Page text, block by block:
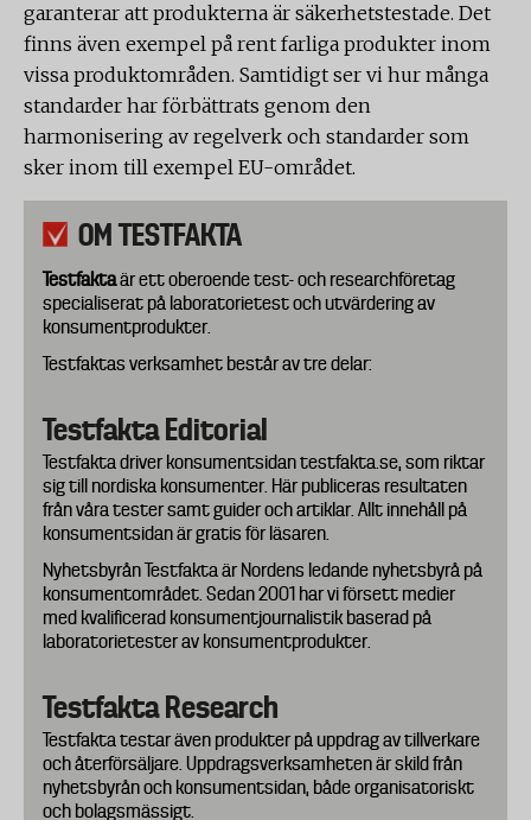
garanterar att produkterna är säkerhetstestade. Det
finns även exempel på rent farliga produkter inom
vissa produktområden. Samtidigt ser vi hur många
standarder har förbättrats genom den
harmonisering av regelverk och standarder som
sker inom till exempel EU-området.
OM TESTFAKTA
Testfaktaär ett oberoende test- och researchföretag
specialiserat på laboratorietest och utvärdering av
konsumentprodukter.
Testfaktas verksamhet består av tre delar:
Testfakta Editorial
Testfakta driver konsumentsidan testfakta.se, som riktar
sig till nordiska konsumenter. Här publiceras resultaten
från våra tester samt guider och artiklar. Allt innehåll på
konsumentsidan är gratis för läsaren.
Nyhetsbyrån Testfakta är Nordens ledande nyhetsbyrå på
konsumentområdet. Sedan 2001 har vi försett medier
med kvalificerad konsumentjournalistik baserad på
laboratorietester av konsumentprodukter.
Testfakta Research
Testfakta testar även produkter på uppdrag av tillverkare
och återförsäljare. Uppdragsverksamheten är skild från
nyhetsbyrån och konsumentsidan, både organisatoriskt
och bolagsmässigt.